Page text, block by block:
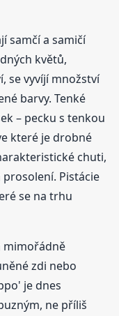
samčí a samičí
květů,
se vyvíjí množství
barvy. Tenké
– pecku s tenkou
které je drobné
chuti,
Pistácie
se na trhu
mimořádně
zdi nebo
je dnes
ne příliš